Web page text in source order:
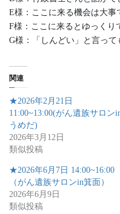
E様：ここに来る機会は大事
F様：ここに来るとゆっくり
G様：「しんどい」と言って
関連
★2026年2月21日
11:00~13:00(がん遺族サロン
うめだ)
2026年3月12日
類似投稿
★2026年6月7日 14:00~16:00
（がん遺族サロンin箕面）
2026年6月9日
類似投稿